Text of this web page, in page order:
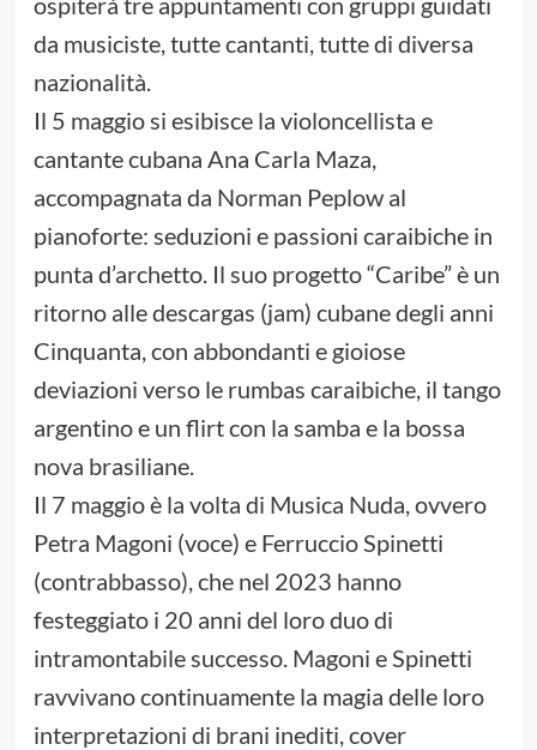
da musiciste, tutte cantanti, tutte di diversa
nazionalità.
Il 5 maggio si esibisce la violoncellista e
cantante cubana Ana Carla Maza,
accompagnata da Norman Peplow al
pianoforte: seduzioni e passioni caraibiche in
punta d’archetto. Il suo progetto “Caribe” è un
ritorno alle descargas (jam) cubane degli anni
Cinquanta, con abbondanti e gioiose
deviazioni verso le rumbas caraibiche, il tango
argentino e un flirt con la samba e la bossa
nova brasiliane.
Il 7 maggio è la volta di Musica Nuda, ovvero
Petra Magoni (voce) e Ferruccio Spinetti
(contrabbasso), che nel 2023 hanno
festeggiato i 20 anni del loro duo di
intramontabile successo. Magoni e Spinetti
ravvivano continuamente la magia delle loro
interpretazioni di brani inediti, cover